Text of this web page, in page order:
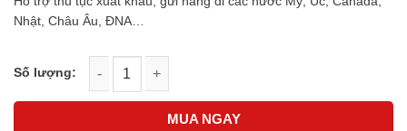
Nhật, Châu Âu, ĐNA…
Bộ 3 ghế minh tròn hàng VIP mẫu TRA-006GM số lượng
MUA NGAY